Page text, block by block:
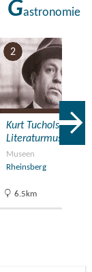
Gastronomie
2
Kurt Tucholsky
Literaturmuseum
Museen
Rheinsberg
6.5km